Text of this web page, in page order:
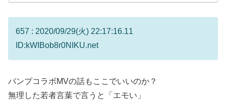
657 : 2020/09/29(火) 22:17:16.11
ID:kWIBob8r0NIKU.net
バンプコラボMVの話もここでいいのか？
無理した若者言葉で言うと「エモい」